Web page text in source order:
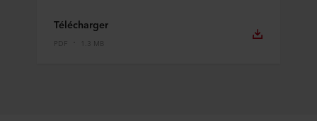
Télécharger
PDF 1.3 MB